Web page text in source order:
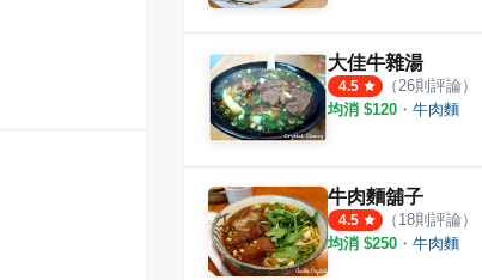
大佳牛雜湯
4.5 （ 26則評論）
均消 $120 ・ 牛肉麵
牛肉麵舖子
4.5 （ 18則評論）
均消 $250 ・ 牛肉麵